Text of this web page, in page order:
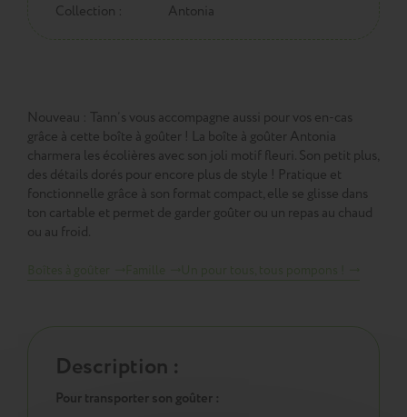
Collection :
Antonia
Nouveau : Tann’s vous accompagne aussi pour vos en-cas
grâce à cette boîte à goûter ! La boîte à goûter Antonia
charmera les écolières avec son joli motif fleuri. Son petit plus,
des détails dorés pour encore plus de style ! Pratique et
fonctionnelle grâce à son format compact, elle se glisse dans
ton cartable et permet de garder goûter ou un repas au chaud
ou au froid.
Description :
Pour transporter son goûter :